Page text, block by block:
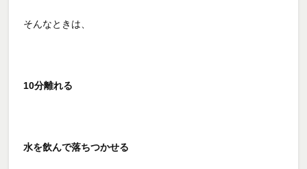
そんなときは、
10分離れる
水を飲んで落ちつかせる